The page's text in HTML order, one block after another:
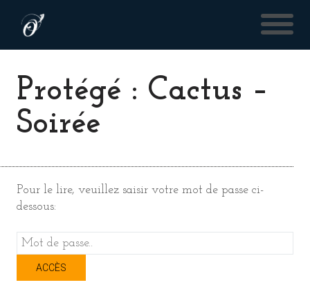
Protégé : Cactus –
Soirée
Pour le lire, veuillez saisir votre mot de passe ci-
dessous: